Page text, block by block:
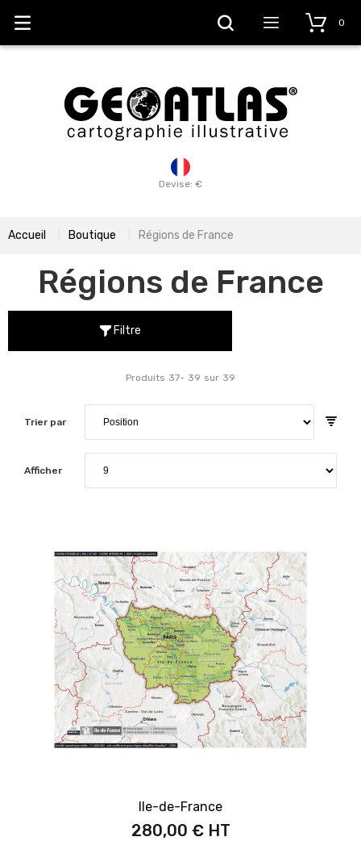
Devise: €
0
Accueil Boutique Régions de France
Régions de France
Filtre
Trier par
Produits 37- 39 sur 39
Afficher
Ile-de-France
280,00 €